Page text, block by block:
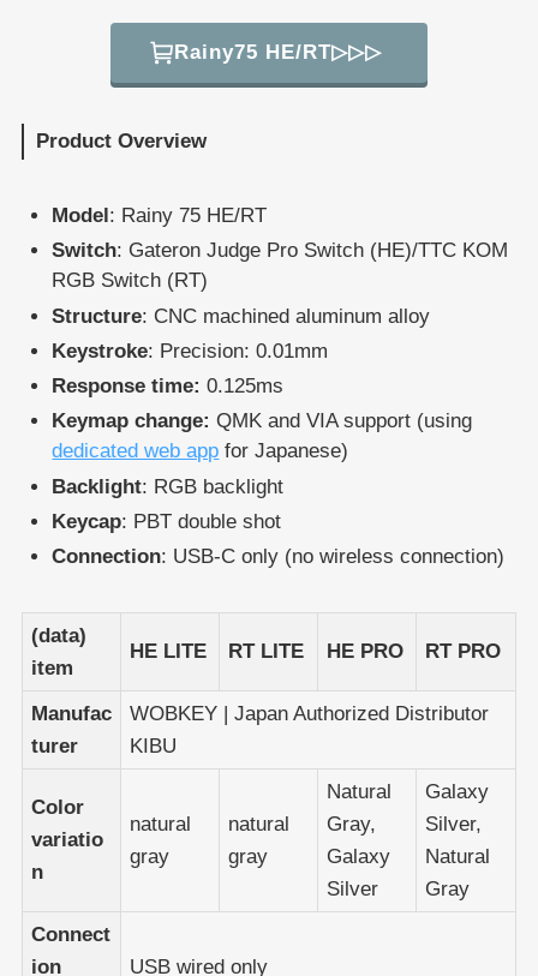
Rainy75 HE/RT▷▷▷
Product Overview
Model : Rainy 75 HE/RT
Switch: Gateron Judge Pro Switch (HE)/TTC KOM
RGB Switch (RT)
Structure: CNC machined aluminum alloy
Keystroke: Precision: 0.01mm
Response time: 0.125ms
Keymap change: QMK and VIA support (using
dedicated web app for Japanese)
Backlight: RGB backlight
Keycap: PBT double shot
Connection: USB-C only (no wireless connection)
(data)
item
HE LITE RT LITE HE PRO RT PRO
Manufac
turer
WOBKEY | Japan Authorized Distributor
KIBU
Color
variatio
n
natural
gray
natural
gray
Natural
Gray,
Galaxy
Silver
Galaxy
Silver,
Natural
Gray
Connect
ion
USB wired only